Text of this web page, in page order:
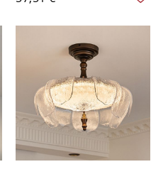
transparente para sala de
estar - 110 A 120 V 15,24
cm Geométría